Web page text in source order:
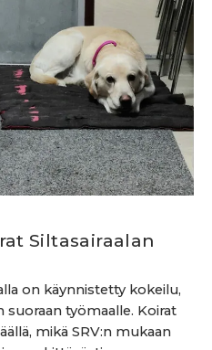
Siltasairaalan
on käynnistetty kokeilu,
suoraan työmaalle. Koirat
mikä SRV:n mukaan